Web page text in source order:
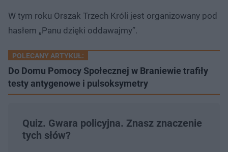
W tym roku Orszak Trzech Króli jest organizowany pod
hasłem „Panu dzięki oddawajmy”.
POLECANY ARTYKUŁ:
Do Domu Pomocy Społecznej w Braniewie trafiły
testy antygenowe i pulsoksymetry
Quiz. Gwara policyjna. Znasz znaczenie
tych słów?